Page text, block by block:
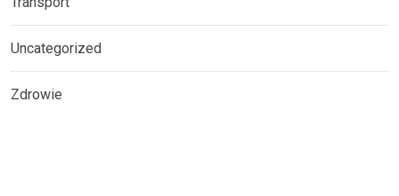
Uncategorized
Zdrowie